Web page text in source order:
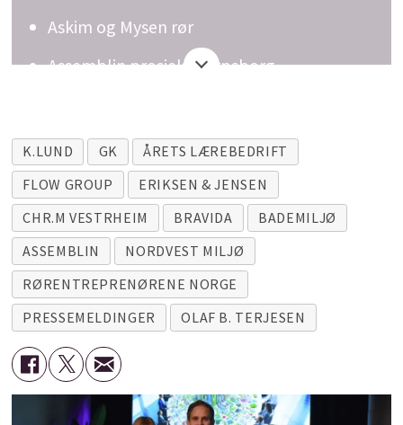
Askim og Mysen rør
Assemblin prosjekt Sarpsborg
Bravida Norge, Romerike Rør Service
Chr. M. Vestrheim AS
Dpend VVS
Eriksen & Jensen AS
FLOW Trøndelag VVS
GK Norge, Avdeling Trondheim rør
Gran VVS AS
HR Rør
K.LUND GK
ÅRETS LÆREBEDRIFT
FLOW GROUP
ERIKSEN & JENSEN
CHR.M VESTRHEIM
BRAVIDA
BADEMILJØ
ASSEMBLIN
NORDVEST MILJØ
RØRENTREPRENØRENE NORGE
PRESSEMELDINGER
OLAF B. TERJESEN